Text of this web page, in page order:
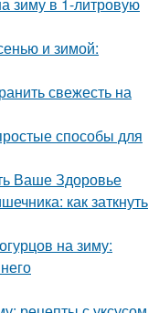
и зимой:
свежесть на
способы для
Ваше Здоровье
как заткнуть
на зиму: